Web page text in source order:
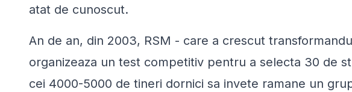
atat de cunoscut.
An de an, din 2003, RSM - care a crescut
organizeaza un test competitiv pentru a selecta 30 de
cei 4000-5000 de tineri dornici sa invete ramane un